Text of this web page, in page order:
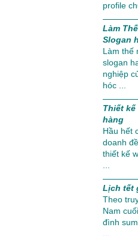
profile
Làm
Slogan
Làm thế
slogan
nghiệp
hóc ...
Thiết
hàng
Hầu hết
doanh
thiết kế
Lịch tết
Theo
Nam
đình